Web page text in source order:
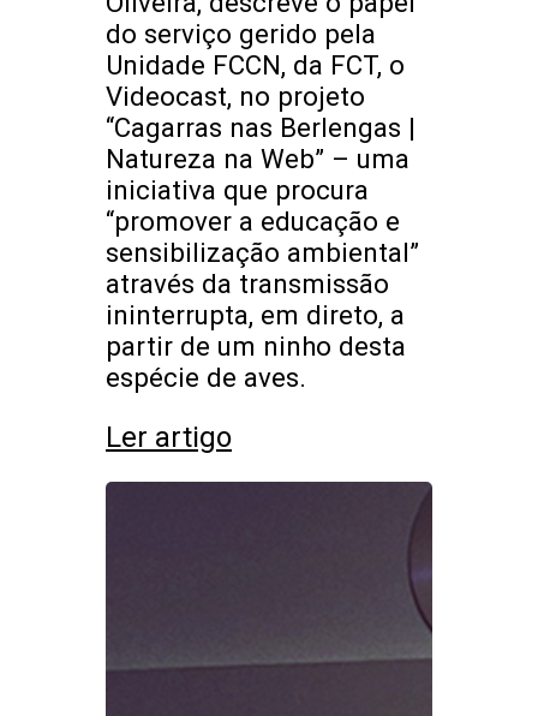
do serviço gerido pela
Unidade FCCN, da FCT, o
Videocast, no projeto
“Cagarras nas Berlengas |
Natureza na Web” – uma
iniciativa que procura
“promover a educação e
sensibilização ambiental”
através da transmissão
ininterrupta, em direto, a
partir de um ninho desta
espécie de aves.
Ler artigo